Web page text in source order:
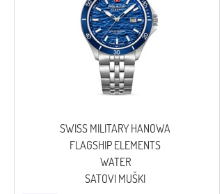
SWISS MILITARY HANOWA
FLAGSHIP ELEMENTS
WATER
SATOVI MUŠKI